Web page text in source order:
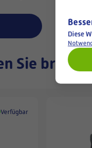
Sie
Verfügbar
Diese